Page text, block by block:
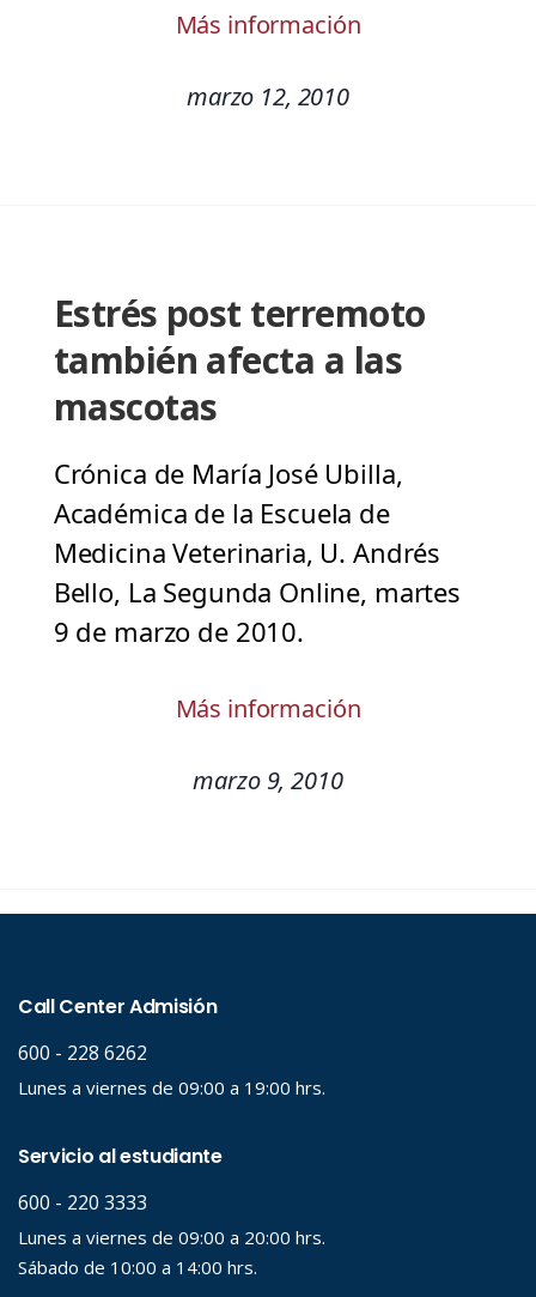
Más información
marzo 12, 2010
Estrés post terremoto
también afecta a las
mascotas
Crónica de María José Ubilla,
Académica de la Escuela de
Medicina Veterinaria, U. Andrés
Bello, La Segunda Online, martes
9 de marzo de 2010.
Más información
marzo 9, 2010